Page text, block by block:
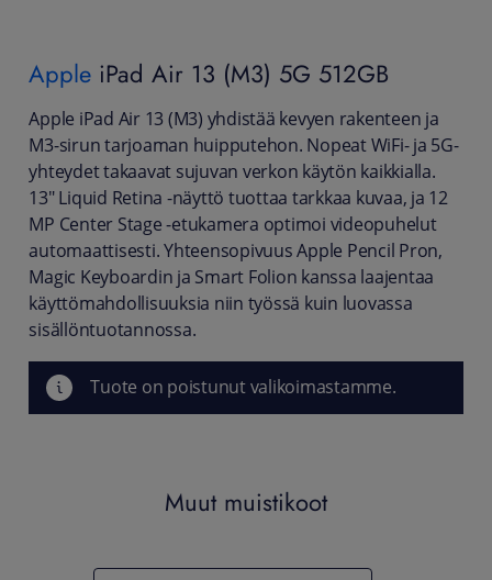
Apple iPad Air 13 (M3) 5G 512GB
Apple iPad Air 13 (M3) yhdistää kevyen rakenteen ja
M3-sirun tarjoaman huipputehon. Nopeat WiFi- ja 5G-
yhteydet takaavat sujuvan verkon käytön kaikkialla.
13" Liquid Retina -näyttö tuottaa tarkkaa kuvaa, ja 12
MP Center Stage -etukamera optimoi videopuhelut
automaattisesti. Yhteensopivuus Apple Pencil Pron,
Magic Keyboardin ja Smart Folion kanssa laajentaa
käyttömahdollisuuksia niin työssä kuin luovassa
sisällöntuotannossa.
Tuote on poistunut valikoimastamme.
Muut muistikoot